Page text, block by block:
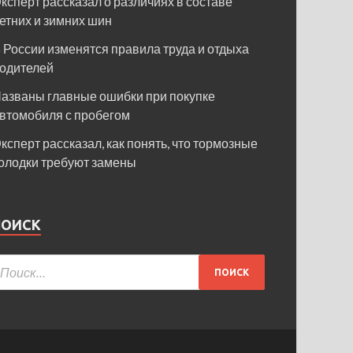
и зимних шин
России изменятся правила труда и отдыха
главные ошибки при покупке
с пробегом
рассказал, как понять, что тормозные
требуют замены